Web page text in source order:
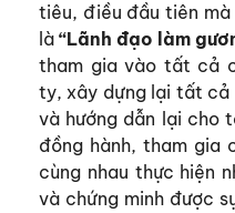
tiêu, điều đầu tiên mà
là“Lãnh đạo làm
tham gia vào tất cả
ty, xây dựng lại tất
và hướng dẫn lại cho
đồng hành, tham gia
cùng nhau thực hiện
và chứng minh được